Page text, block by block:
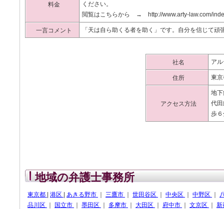
料金
ください。
閲覧はこちらから → http://www.arty-law.com/
一言コメント 「天は自ら助くる者を助く」です。自分を信じて頑
社名 ア
住所 東
アクセス方法
地
代
歩
地域の弁護士事務所
東京都 港区 あきる野市 三鷹市 世田谷区 中央区 中野区
品川区
国立市 墨田区 多摩市 大田区 府中市 文京区